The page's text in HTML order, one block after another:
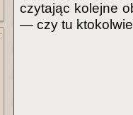
:
czytając kolejne
— czy tu